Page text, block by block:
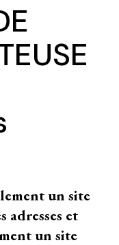
un site
adresses et
un site